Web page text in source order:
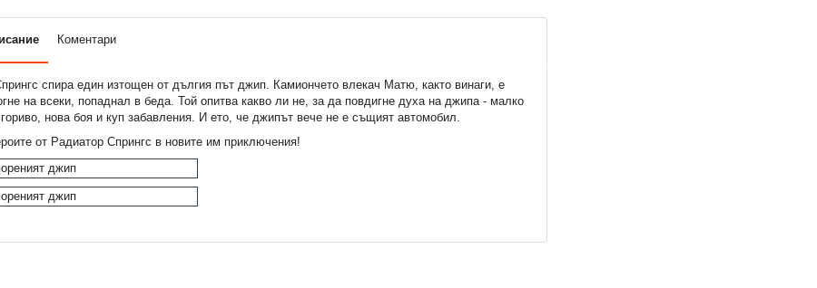
Коментари
спира един изтощен от дългия път джип. Камиончето влекач Матю, както винаги, е
на всеки, попаднал в беда. Той опитва какво ли не, за да повдигне духа на джипа - малко
нова боя и куп забавления. И ето, че джипът вече не е същият автомобил.
от Радиатор Спрингс в новите им приключения!